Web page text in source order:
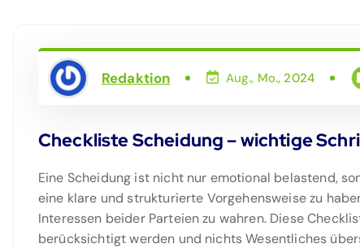
Redaktion Aug., Mo., 2024
Checkliste Scheidung – wichtige
Eine Scheidung ist nicht nur emotional belastend,
eine klare und strukturierte Vorgehensweise zu
Interessen beider Parteien zu wahren. Diese
berücksichtigt werden und nichts Wesentliches